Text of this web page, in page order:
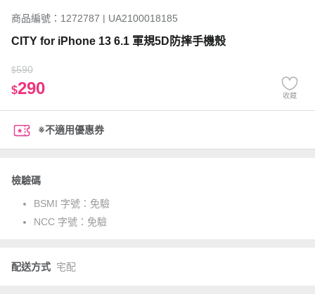
商品編號：1272787 | UA2100018185
CITY for iPhone 13 6.1 軍規5D防摔手機殼
$590
$290 收藏
※不適用優惠券
檢驗碼
BSMI 字號： 免驗
NCC 字號： 免驗
配送方式 宅配